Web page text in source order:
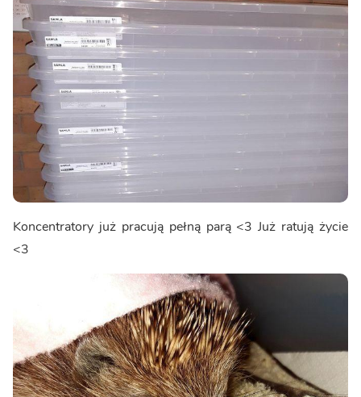
Koncentratory już pracują pełną parą <3 Już ratują życie
<3